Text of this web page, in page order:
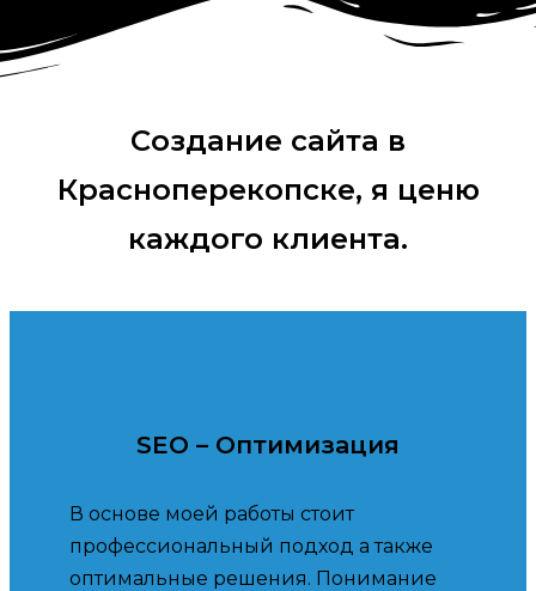
Создание сайта в
Красноперекопске, я ценю
каждого клиента.
SEO – Оптимизация
В основе моей работы стоит
профессиональный подход а также
оптимальные решения. Понимание